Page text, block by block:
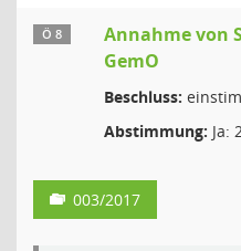
Ö 8
Annahme von
GemO
Beschluss:
Abstimmung: Ja:
003/2017